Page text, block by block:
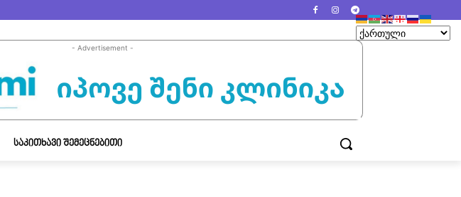
- Advertisement -
ᲡᲐᲙᲘᲗᲮᲐᲕᲘ ᲨᲔᲛᲔᲪᲜᲔᲑᲘᲗᲘ